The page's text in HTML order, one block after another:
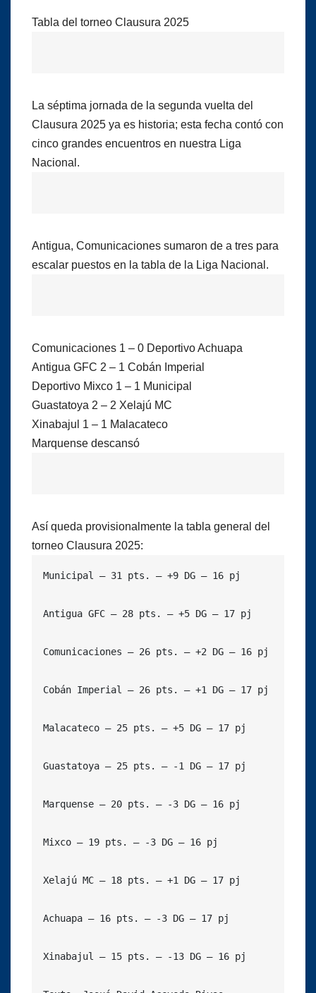
Tabla del torneo Clausura 2025
La séptima jornada de la segunda vuelta del
Clausura 2025 ya es historia; esta fecha contó con
cinco grandes encuentros en nuestra Liga
Nacional.
Antigua, Comunicaciones sumaron de a tres para
escalar puestos en la tabla de la Liga Nacional.
Comunicaciones 1 – 0 Deportivo Achuapa
Antigua GFC 2 – 1 Cobán Imperial
Deportivo Mixco 1 – 1 Municipal
Guastatoya 2 – 2 Xelajú MC
Xinabajul 1 – 1 Malacateco
Marquense descansó
Así queda provisionalmente la tabla general del
torneo Clausura 2025:
Municipal – 31 pts. – +9 DG – 16 pj
Antigua GFC – 28 pts. – +5 DG – 17 pj
Comunicaciones – 26 pts. – +2 DG – 16 pj
Cobán Imperial – 26 pts. – +1 DG – 17 pj
Malacateco – 25 pts. – +5 DG – 17 pj
Guastatoya – 25 pts. – -1 DG – 17 pj
Marquense – 20 pts. – -3 DG – 16 pj
Mixco – 19 pts. – -3 DG – 16 pj
Xelajú MC – 18 pts. – +1 DG – 17 pj
Achuapa – 16 pts. – -3 DG – 17 pj
Xinabajul – 15 pts. – -13 DG – 16 pj